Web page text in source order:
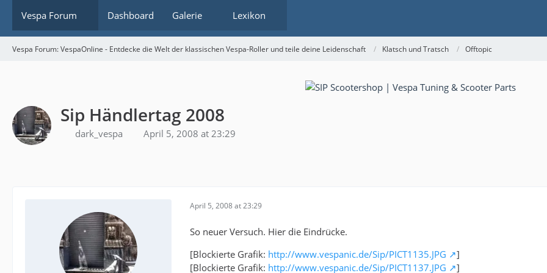
Vespa Forum Dashboard Galerie Lexikon
Vespa Forum: VespaOnline - Entdecke die Welt der klassischen Vespa-Roller und teile deine Leidenschaft Klatsch und Tratsch Offtopic
Sip Händlertag 2008
dark_vespa April 5, 2008 at 23:29
April 5, 2008 at 23:29
So neuer Versuch. Hier die Eindrücke.
[Blockierte Grafik: http://www.vespanic.de/Sip/PICT1135.JPG
]
[Blockierte Grafik: http://www.vespanic.de/Sip/PICT1137.JPG
]